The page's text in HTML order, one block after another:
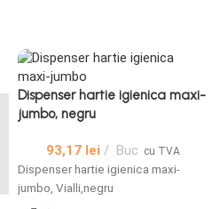
Dispenser hartie igienica maxi-
jumbo, negru
93,17 lei Buc cu TVA
Dispenser hartie igienica maxi-
jumbo, Vialli,negru